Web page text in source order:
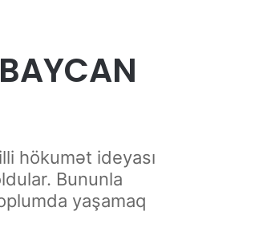
hökumət ideyası
Bununla
yaşamaq